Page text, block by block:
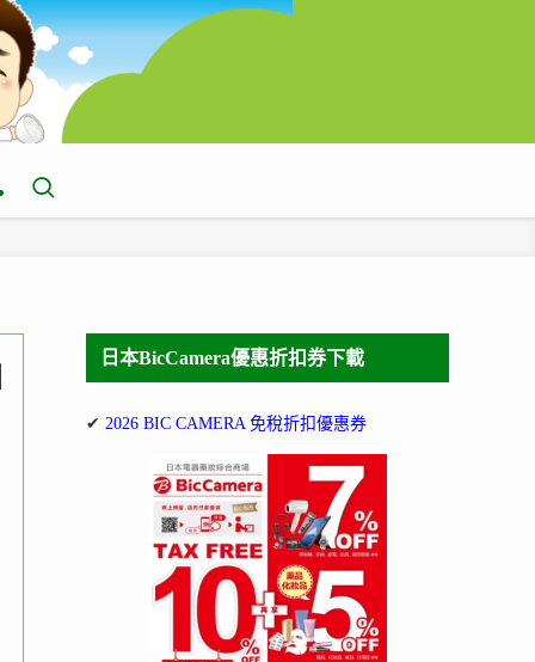
日本BicCamera優惠折扣券下載
✔ 2026 BIC CAMERA 免稅折扣優惠券